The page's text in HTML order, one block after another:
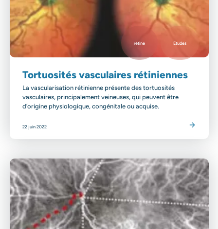
Etudes
rétine
Tortuosités vasculaires rétiniennes
La vascularisation rétinienne présente des tortuosités
vasculaires, principalement veineuses, qui peuvent être
d’origine physiologique, congénitale ou acquise.
22 juin 2022